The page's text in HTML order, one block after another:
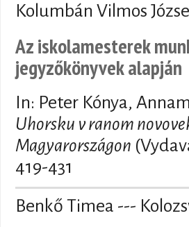
Kolumbán Vilmos
Az iskolamesterek
jegyzőkönyvek alapján
In: Peter Kónya,
Uhorsku v ranom
Magyarországon
419-431
Benkő Timea ---